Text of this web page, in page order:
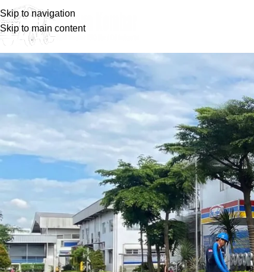
Skip to navigation
Skip to main content
Blog
Home Layanan Kami
Layanan Kami
Layanan Sedot WC dan Tinja
Posted by
On March 14, 2024